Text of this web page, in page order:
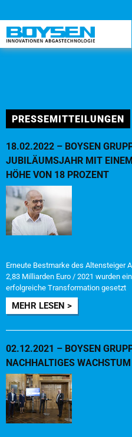
PRESSE AGB KONTAKT
PRESSEMITTEILUNGEN
18.02.2022 – BOYSEN
JUBILÄUMSJAHR MIT
HÖHE VON 18 PROZENT
Erneute Bestmarke des Altensteiger
2,83 Milliarden Euro / 2021 wurden
erfolgreiche Transformation gesetzt
MEHR LESEN >
02.12.2021 – BOYSEN
NACHHALTIGES WACHSTUM